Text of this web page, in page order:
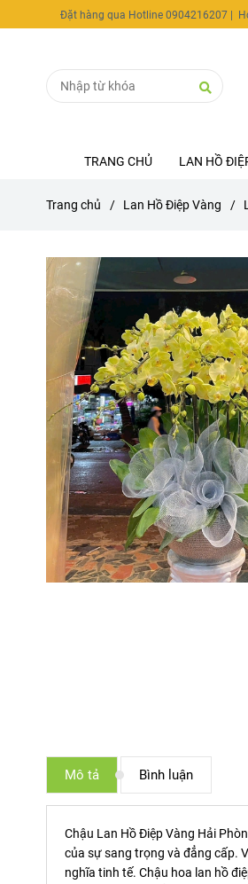
Đặt hàng qua Hotline 0904216207 |
TRANG CHỦ LAN HỒ
Trang chủ / Lan Hồ Điệp Vàng /
Mô tả Bình luận
Chậu Lan Hồ Điệp Vàng Hải
của sự sang trọng và đẳng cấp.
nghĩa tinh tế. Chậu hoa lan hồ